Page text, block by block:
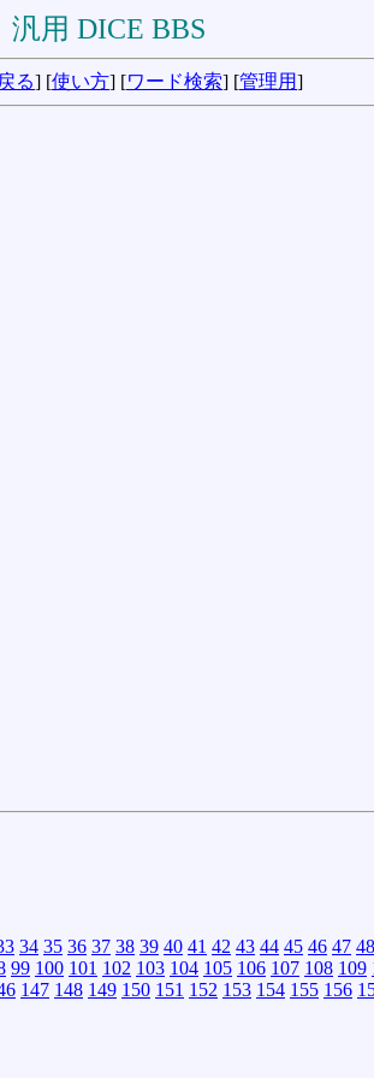
汎用 DICE BBS
る] [使い方] [ワード検索] [管理用]
34 35 36 37 38 39 40 41 42 43 44 45 46 47 48
99 100 101 102 103 104 105 106 107 108 109
147 148 149 150 151 152 153 154 155 156